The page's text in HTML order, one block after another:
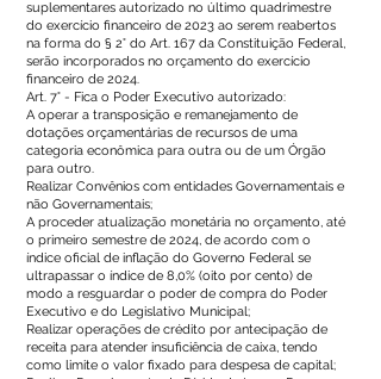
suplementares autorizado no último quadrimestre
do exercício financeiro de 2023 ao serem reabertos
na forma do § 2° do Art. 167 da Constituição Federal,
serão incorporados no orçamento do exercício
financeiro de 2024.
Art. 7° - Fica o Poder Executivo autorizado:
A operar a transposição e remanejamento de
dotações orçamentárias de recursos de uma
categoria econômica para outra ou de um Órgão
para outro.
Realizar Convênios com entidades Governamentais e
não Governamentais;
A proceder atualização monetária no orçamento, até
o primeiro semestre de 2024, de acordo com o
índice oficial de inflação do Governo Federal se
ultrapassar o índice de 8,0% (oito por cento) de
modo a resguardar o poder de compra do Poder
Executivo e do Legislativo Municipal;
Realizar operações de crédito por antecipação de
receita para atender insuficiência de caixa, tendo
como limite o valor fixado para despesa de capital;